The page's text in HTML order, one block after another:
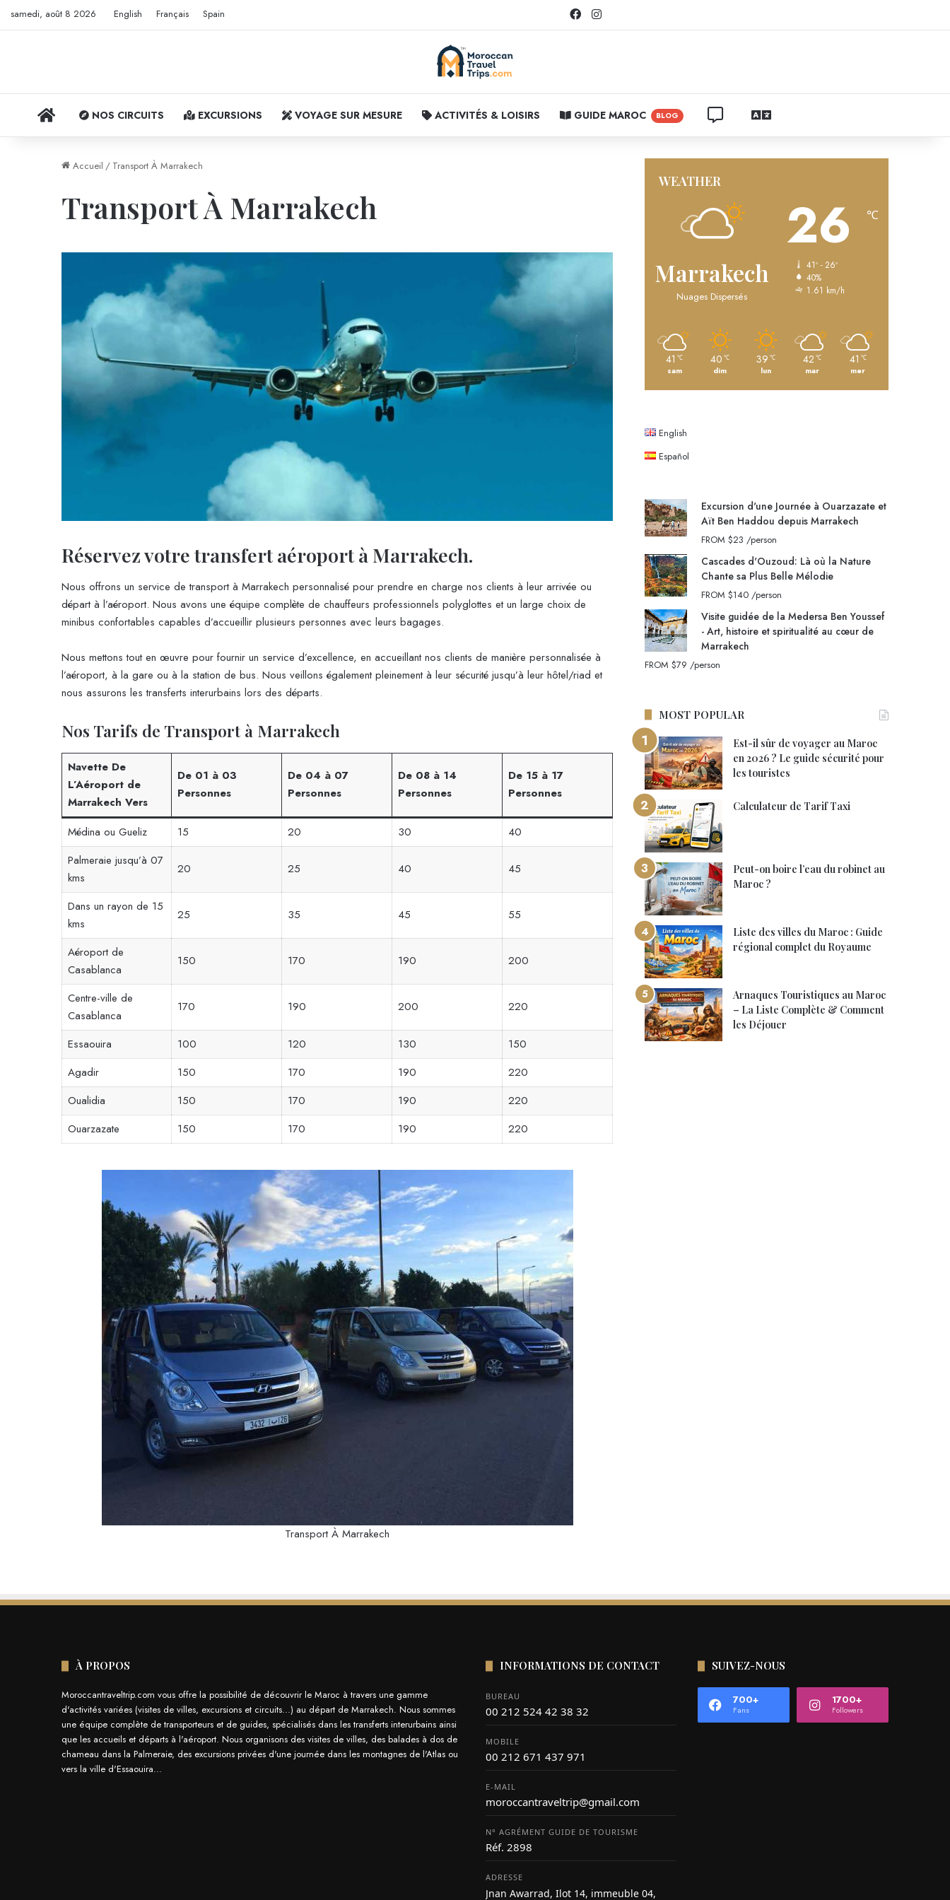
samedi, août 8 2026 English Français Spain FacebookInstagram
ACCUEILNOS CIRCUITS EXCURSIONS VOYAGE SUR MESURE ACTIVITÉS & LOISIRS GUIDE MAROC BLOG CONTACTEZ NOUS
LANGUAGES
Accueil / Transport À Marrakech
Transport À Marrakech
Réservez votre transfert aéroport à Marrakech.
Nous offrons un service de transport à Marrakech personnalisé pour prendre en charge nos clients à leur arrivée ou
départ à l’aéroport. Nous avons une équipe complète de chauffeurs professionnels polyglottes et un large choix de
minibus confortables capables d’accueillir plusieurs personnes avec leurs bagages.
Nous mettons tout en œuvre pour fournir un service d’excellence, en accueillant nos clients de manière personnalisée à
l’aéroport, à la gare ou à la station de bus. Nous veillons également pleinement à leur sécurité jusqu’à leur hôtel/riad et
nous assurons les transferts interurbains lors des départs.
Nos Tarifs de Transport à Marrakech
Navette De
L’Aéroport de
Marrakech Vers
De 01 à 03
Personnes
De 04 à 07
Personnes
De 08 à 14
Personnes
De 15 à 17
Personnes
Médina ou Gueliz 15 20 30
40
Palmeraie jusqu’à 07
kms
20 25 40 45
Dans un rayon de 15
kms
25 35 45 55
Aéroport de
Casablanca
150 170 190 200
Centre-ville de
Casablanca
170 190 200 220
Essaouira 100 120 130
150
Agadir
150 170 190
220
Oualidia
150 170 190
220
Ouarzazate
150 170 190 220
Transport À Marrakech
WEATHER
Marrakech
Nuages Dispersés
26 ℃
41º - 26º
40%
1.61 km/h
41 ℃
sam
40 ℃
dim
39 ℃
lun
42 ℃
mar
41 ℃
mer
English
Español
Excursion d'une Journée à Ouarzazate et
Aït Ben Haddou depuis Marrakech
FROM$23 /person
Cascades d'Ouzoud: Là où la Nature
Chante sa Plus Belle Mélodie
FROM$140 /person
Visite guidée de la Medersa Ben Youssef
- Art, histoire et spiritualité au cœur de
Marrakech
FROM$79 /person
MOST POPULAR
Est-il sûr de voyager au Maroc
en 2026 ? Le guide sécurité pour
les touristes
Calculateur de Tarif Taxi
Peut-on boire l’eau du robinet au
Maroc ?
Liste des villes du Maroc : Guide
régional complet du Royaume
Arnaques Touristiques au Maroc
– La Liste Complète & Comment
les Déjouer
À PROPOS
Moroccantraveltrip.com vous offre la possibilité de découvrir le Maroc à travers une gamme
d'activités variées (visites de villes, excursions et circuits...) au départ de Marrakech. Nous sommes
une équipe complète de transporteurs et de guides, spécialisés dans les transferts interurbains ainsi
que les accueils et départs à l'aéroport. Nous organisons des visites de villes, des balades à dos de
chameau dans la Palmeraie, des excursions privées d'une journée dans les montagnes de l'Atlas ou
vers la ville d'Essaouira...
INFORMATIONS DE CONTACT
BUREAU
00 212 524 42 38 32
MOBILE
00 212 671 437 971
E-MAIL
moroccantraveltrip@gmail.com
N° AGRÉMENT GUIDE DE TOURISME
Réf. 2898
ADRESSE
Jnan Awarrad, Ilot 14, immeuble 04,
SUIVEZ-NOUS
700+
Fans
1700+
Followers